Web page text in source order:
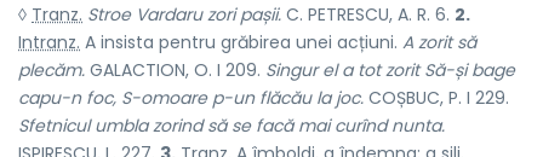
◊ Tranz. Stroe Vardaru zori pașii. C. PETRESCU, A. R. 6. 2.
Intranz. A insista pentru grăbirea unei acțiuni. A zorit să
plecăm. GALACTION, O. I 209. Singur el a tot zorit Să-și bage
capu-n foc, S-omoare p-un flăcău la joc. COȘBUC, P. I 229.
Sfetnicul umbla zorind să se facă mai curînd nunta.